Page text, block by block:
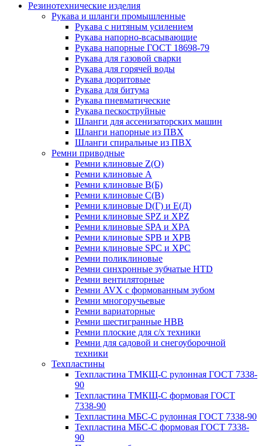
Резинотехнические изделия
Рукава и шланги промышленные
Рукава с нитяным усилением
Рукава напорно-всасывающие
Рукава напорные ГОСТ 18698-79
Рукава для газовой сварки
Рукава для горячей воды
Рукава дюритовые
Рукава для битума
Рукава пневматические
Рукава пескоструйные
Шланги для ассенизаторских машин
Шланги напорные из ПВХ
Шланги спиральные из ПВХ
Ремни приводные
Ремни клиновые Z(О)
Ремни клиновые А
Ремни клиновые В(Б)
Ремни клиновые С(В)
Ремни клиновые D(Г) и Е(Д)
Ремни клиновые SPZ и XPZ
Ремни клиновые SPA и XPA
Ремни клиновые SPB и XPB
Ремни клиновые SPC и XPC
Ремни поликлиновые
Ремни синхронные зубчатые HTD
Ремни вентиляторные
Ремни AVX с формованным зубом
Ремни многоручьевые
Ремни вариаторные
Ремни шестигранные HBB
Ремни плоские для с/х техники
Ремни для садовой и снегоуборочной
техники
Техпластины
Техпластина ТМКЩ-С рулонная ГОСТ 7338-
90
Техпластина ТМКЩ-С формовая ГОСТ
7338-90
Техпластина МБС-С рулонная ГОСТ 7338-90
Техпластина МБС-С формовая ГОСТ 7338-
90